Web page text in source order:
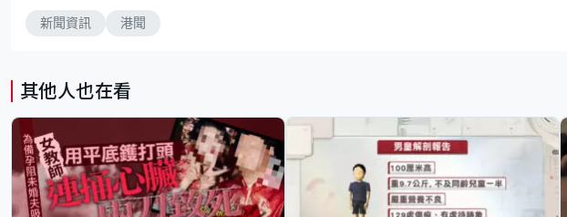
新聞資訊 港聞
其他人也在看